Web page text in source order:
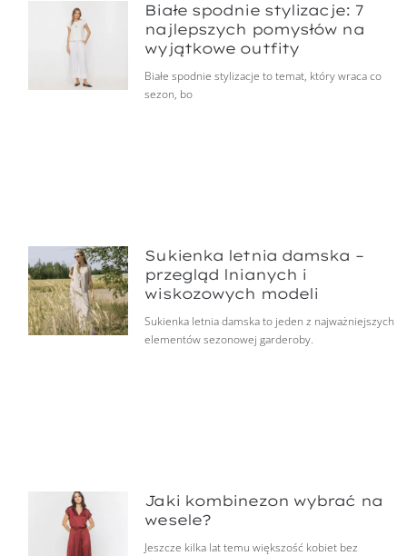
Białe spodnie stylizacje: 7
najlepszych pomysłów na
wyjątkowe outfity
Białe spodnie stylizacje to temat, który wraca co
sezon, bo
Sukienka letnia damska –
przegląd lnianych i
wiskozowych modeli
Sukienka letnia damska to jeden z najważniejszych
elementów sezonowej garderoby.
Jaki kombinezon wybrać na
wesele?
Jeszcze kilka lat temu większość kobiet bez